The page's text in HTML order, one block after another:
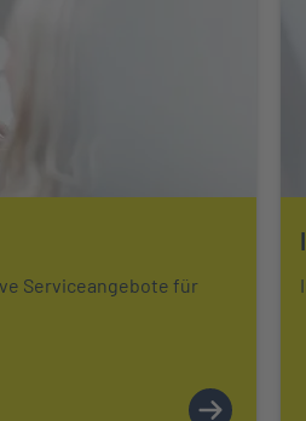
Serviceangebote für